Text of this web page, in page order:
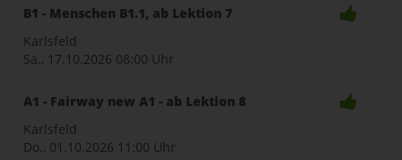
B1 - Menschen B1.1, ab Lektion 7
Karlsfeld
Sa., 17.10.2026 08:00 Uhr
A1 - Fairway new A1 - ab Lektion 8
Karlsfeld
Do., 01.10.2026 11:00 Uhr